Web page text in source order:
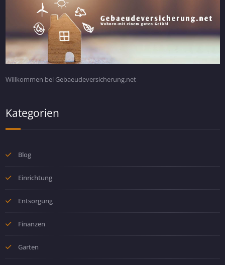
Willkommen bei Gebaeudeversicherung.net
Kategorien
Blog
Einrichtung
Entsorgung
Finanzen
Garten